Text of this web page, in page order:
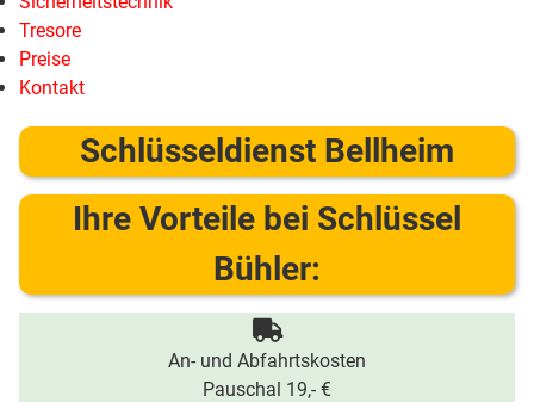
Tresore
Preise
Kontakt
Schlüsseldienst Bellheim
Ihre Vorteile bei Schlüssel
Bühler:
An- und Abfahrtskosten
Pauschal 19,- €